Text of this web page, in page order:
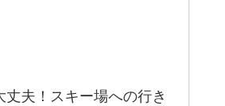
夫！スキー場への行き